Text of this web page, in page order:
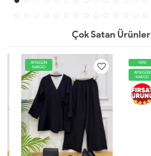
Çok Satan Ürünler
AYNIGÜN
KARGO
YENİ
AYNIGÜN
KARGO